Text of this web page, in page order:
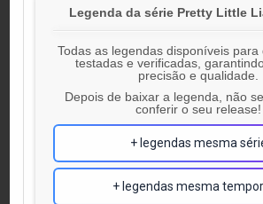
Legenda da série Pretty Little
Todas as legendas disponíveis para
testadas e verificadas,
precisão e qualidade.
Depois de baixar a legenda, não
conferir o seu release!
+ legendas mesma
+ legendas mesma